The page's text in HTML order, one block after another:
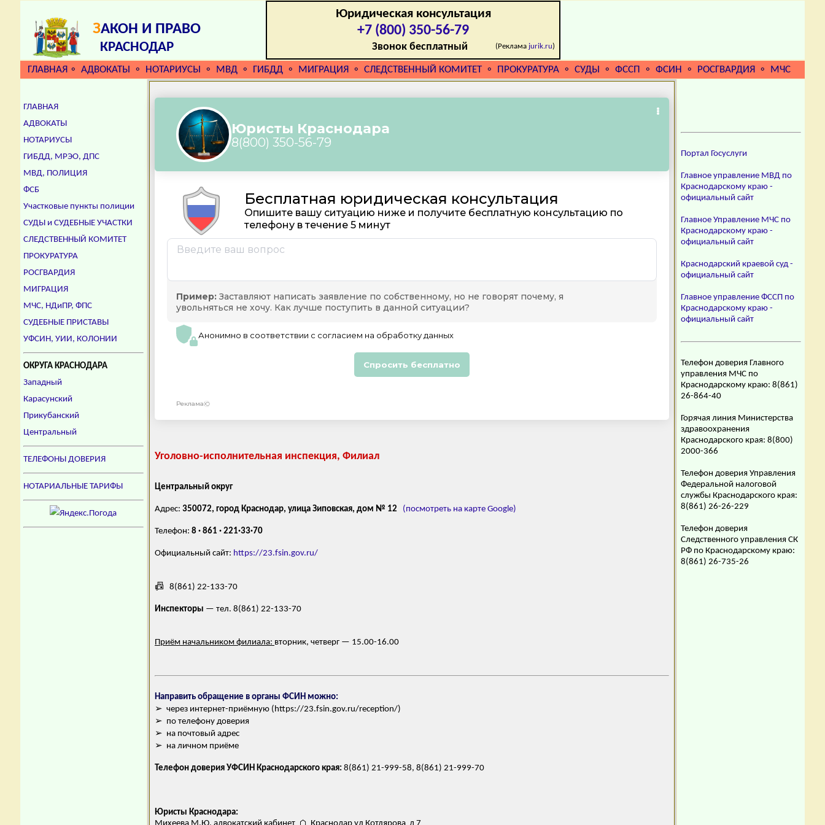
ЗАКОН И ПРАВО
КРАСНОДАР
Юридическая консультация
+7 (800) 350-56-79
Звонок бесплатный (Реклама jurik.ru)
ГЛАВНАЯ ⚬ АДВОКАТЫ ⚬ НОТАРИУСЫ ⚬ МВД ⚬ ГИБДД ⚬ МИГРАЦИЯ ⚬ СЛЕДСТВЕННЫЙ КОМИТЕТ ⚬ ПРОКУРАТУРА ⚬ СУДЫ ⚬ ФССП ⚬ ФСИН ⚬ РОСГВАРДИЯ ⚬ МЧС
ГЛАВНАЯ
АДВОКАТЫ
НОТАРИУСЫ
ГИБДД, МРЭО, ДПС
МВД, ПОЛИЦИЯ
ФСБ
Участковые пункты полиции
СУДЫ и СУДЕБНЫЕ УЧАСТКИ
СЛЕДСТВЕННЫЙ КОМИТЕТ
ПРОКУРАТУРА
РОСГВАРДИЯ
МИГРАЦИЯ
МЧС, НДиПР, ФПС
СУДЕБНЫЕ ПРИСТАВЫ
УФСИН, УИИ, КОЛОНИИ
ОКРУГА КРАСНОДАРА
Западный
Карасунский
Прикубанский
Центральный
ТЕЛЕФОНЫ ДОВЕРИЯ
НОТАРИАЛЬНЫЕ ТАРИФЫ
Уголовно-исполнительная инспекция, Филиал
Центральный округ
Адрес: 350072, город Краснодар, улица Зиповская, дом № 12 (посмотреть на карте Google)
Телефон: 8 · 861 · 221·33·70
Официальный сайт: https://23.fsin.gov.ru/
📠 8(861) 22-133-70
Инспекторы — тел. 8(861) 22-133-70
Приём начальником филиала: вторник, четверг — 15.00-16.00
Направить обращение в органы ФСИН можно:
➢ через интернет-приёмную (https://23.fsin.gov.ru/reception/)
➢ по телефону доверия
➢ на почтовый адрес
➢ на личном приёме
Телефон доверия УФСИН Краснодарского края: 8(861) 21-999-58, 8(861) 21-999-70
Юристы Краснодара:
Портал Госуслуги
Главное управление МВД по
Краснодарскому краю -
официальный сайт
Главное Управление МЧС по
Краснодарскому краю -
официальный сайт
Краснодарский краевой суд -
официальный сайт
Главное управление ФССП по
Краснодарскому краю -
официальный сайт
Телефон доверия Главного
управления МЧС по
Краснодарскому краю: 8(861)
26-864-40
Горячая линия Министерства
здравоохранения
Краснодарского края: 8(800)
2000-366
Телефон доверия Управления
Федеральной налоговой
службы Краснодарского края:
8(861) 26-26-229
Телефон доверия
Следственного управления СК
РФ по Краснодарскому краю:
8(861) 26-735-26